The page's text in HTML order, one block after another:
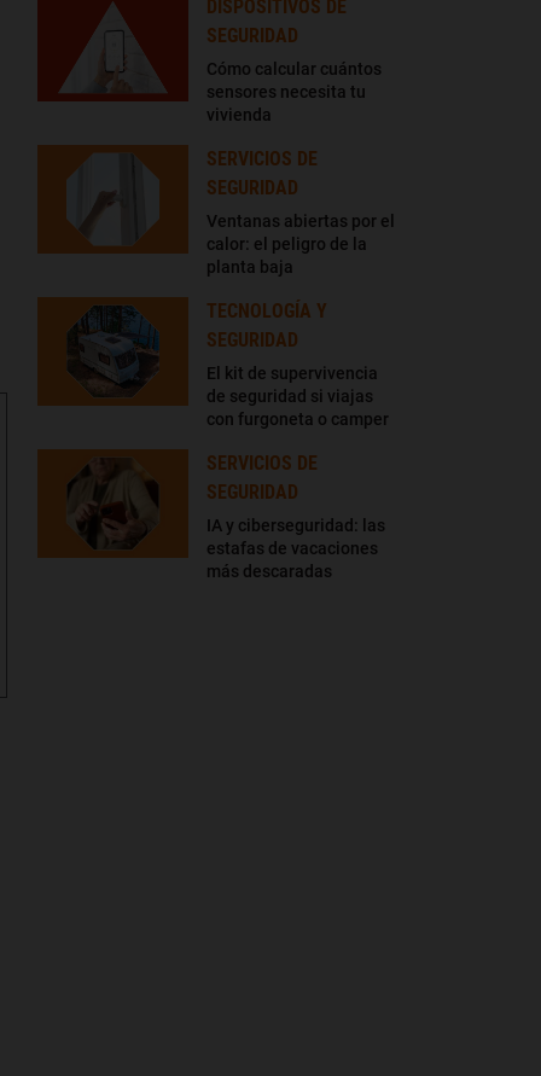
DISPOSITIVOS DE
SEGURIDAD
Cómo calcular cuántos
sensores necesita tu
vivienda
SERVICIOS DE
SEGURIDAD
Ventanas abiertas por el
calor: el peligro de la
planta baja
TECNOLOGÍA Y
SEGURIDAD
El kit de supervivencia
de seguridad si viajas
con furgoneta o camper
SERVICIOS DE
SEGURIDAD
IA y ciberseguridad: las
estafas de vacaciones
más descaradas